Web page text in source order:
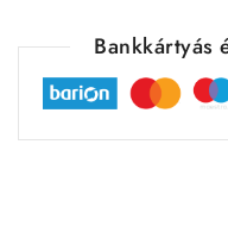
Bankkártyás